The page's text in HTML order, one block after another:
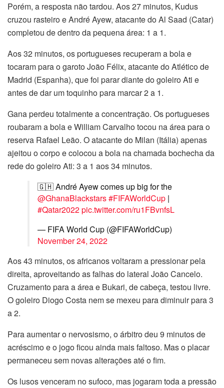
Porém, a resposta não tardou. Aos 27 minutos, Kudus
cruzou rasteiro e André Ayew, atacante do Al Saad (Catar)
completou de dentro da pequena área: 1 a 1.
Aos 32 minutos, os portugueses recuperam a bola e
tocaram para o garoto João Félix, atacante do Atlético de
Madrid (Espanha), que foi parar diante do goleiro Ati e
antes de dar um toquinho para marcar 2 a 1.
Gana perdeu totalmente a concentração. Os portugueses
roubaram a bola e William Carvalho tocou na área para o
reserva Rafael Leão. O atacante do Milan (Itália) apenas
ajeitou o corpo e colocou a bola na chamada bochecha da
rede do goleiro Ati: 3 a 1 aos 34 minutos.
🇬🇭 André Ayew comes up big for the
@GhanaBlackstars#FIFAWorldCup |
#Qatar2022pic.twitter.com/ru1FBvnfsL
— FIFA World Cup (@FIFAWorldCup)
November 24, 2022
Aos 43 minutos, os africanos voltaram a pressionar pela
direita, aproveitando as falhas do lateral João Cancelo.
Cruzamento para a área e Bukari, de cabeça, testou livre.
O goleiro Diogo Costa nem se mexeu para diminuir para 3
a 2.
Para aumentar o nervosismo, o árbitro deu 9 minutos de
acréscimo e o jogo ficou ainda mais faltoso. Mas o placar
permaneceu sem novas alterações até o fim.
Os lusos venceram no sufoco, mas jogaram toda a pressão